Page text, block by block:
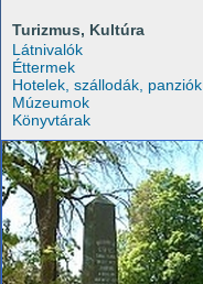
Turizmus, Kultúra
Látnivalók
Éttermek
Hotelek, szállodák, panziók
Múzeumok
Könyvtárak